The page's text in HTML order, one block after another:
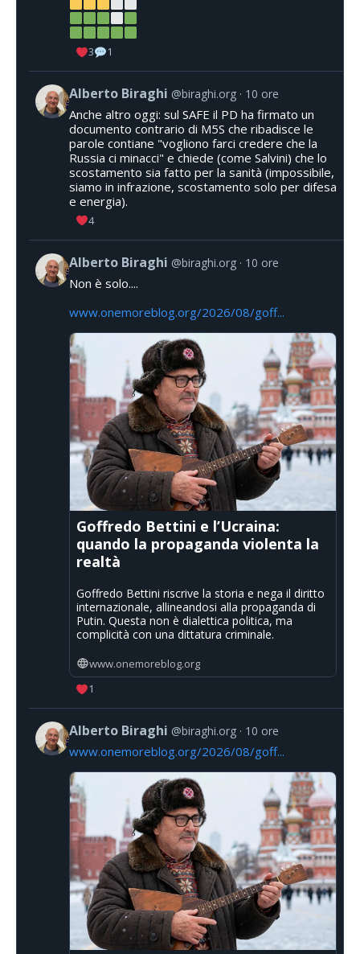
3 1
Alberto Biraghi @biraghi.org 10 ore
Anche altro oggi: sul SAFE il PD ha firmato un
documento contrario di M5S che ribadisce le
parole contiane "vogliono farci credere che la
Russia ci minacci" e chiede (come Salvini) che lo
scostamento sia fatto per la sanità (impossibile,
siamo in infrazione, scostamento solo per difesa
e energia).
4
Alberto Biraghi @biraghi.org 10 ore
Non è solo....
www.onemoreblog.org/2026/08/goff...
Goffredo Bettini e l’Ucraina:
quando la propaganda violenta la
realtà
Goffredo Bettini riscrive la storia e nega il diritto
internazionale, allineandosi alla propaganda di
Putin. Questa non è dialettica politica, ma
complicità con una dittatura criminale.
www.onemoreblog.org
1
Alberto Biraghi @biraghi.org 10 ore
www.onemoreblog.org/2026/08/goff...